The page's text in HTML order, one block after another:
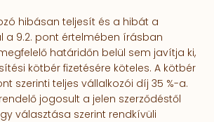
hibásan teljesít és a hibát a
a 9.2. pont értelmében írásban
határidőn belül sem javítja ki,
kötbér fizetésére köteles. A kötbér
szerinti teljes vállalkozói díj 35 %-a.
jogosult a jelen szerződéstől
választása szerint rendkívüli